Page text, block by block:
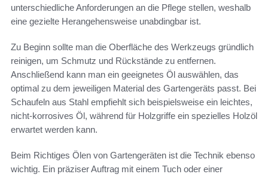
unterschiedliche Anforderungen an die Pflege stellen, weshalb
eine gezielte Herangehensweise unabdingbar ist.
Zu Beginn sollte man die Oberfläche des Werkzeugs gründlich
reinigen, um Schmutz und Rückstände zu entfernen.
Anschließend kann man ein geeignetes Öl auswählen, das
optimal zu dem jeweiligen Material des Gartengeräts passt. Bei
Schaufeln aus Stahl empfiehlt sich beispielsweise ein leichtes,
nicht-korrosives Öl, während für Holzgriffe ein spezielles Holzöl
erwartet werden kann.
Beim Richtiges Ölen von Gartengeräten ist die Technik ebenso
wichtig. Ein präziser Auftrag mit einem Tuch oder einer